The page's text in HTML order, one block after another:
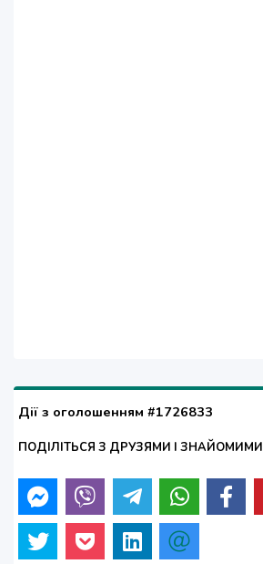
Дії з оголошенням #1726833
ПОДІЛІТЬСЯ З ДРУЗЯМИ І ЗНАЙОМИМИ